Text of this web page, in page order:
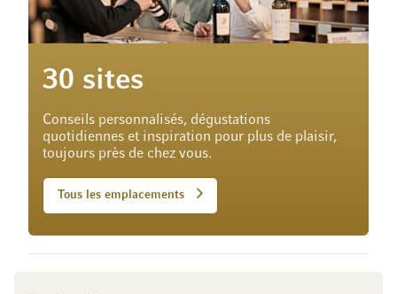
30 sites
Conseils personnalisés, dégustations
quotidiennes et inspiration pour plus de plaisir,
toujours près de chez vous.
Tous les emplacements